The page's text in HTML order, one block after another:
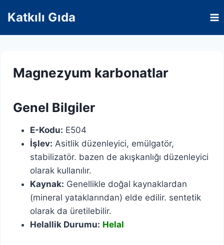
content
Katkılı Gıda
Magnezyum karbonatlar
Genel Bilgiler
E-Kodu: E504
İşlev: Asitlik düzenleyici, emülgatör,
stabilizatör. bazen de akışkanlığı düzenleyici
olarak kullanılır.
Kaynak: Genellikle doğal kaynaklardan
(mineral yataklarından) elde edilir. sentetik
olarak da üretilebilir.
Helallik Durumu: Helal